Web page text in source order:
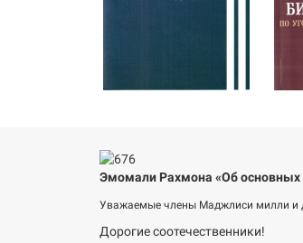
Эмомали Рахмона «Об основных
Уважаемые члены Маджлиси милли и
Дорогие соотечественники!